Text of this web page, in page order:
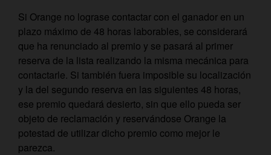
Si Orange no lograse contactar con el ganador en un
plazo máximo de 48 horas laborables, se considerará
que ha renunciado al premio y se pasará al primer
reserva de la lista realizando la misma mecánica para
contactarle. Si también fuera imposible su localización
y la del segundo reserva en las siguientes 48 horas,
ese premio quedará desierto, sin que ello pueda ser
objeto de reclamación y reservándose Orange la
potestad de utilizar dicho premio como mejor le
parezca.